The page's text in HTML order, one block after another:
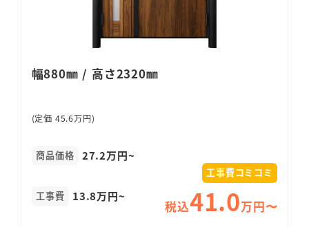
幅880㎜ / 高さ2320㎜
(定価 45.6万円)
商品価格 27.2万円~
工事費 13.8万円~
工事費コミコミ
税込41.0万円〜